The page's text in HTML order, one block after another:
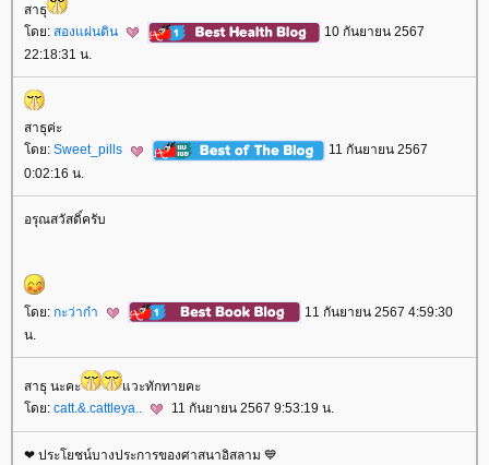
สาธุ
ดย: สองแผ่นดิน
10 กันยายน 2567
22:18:31 น.
สาธุค่ะ
ดย: Sweet_pills
11 กันยายน 2567
0:02:16 น.
อรุณสวัสดิ์ครับ
ดย: กะว่าก๋า
11 กันยายน 2567 4:59:30
น.
สาธุ นะคะ
วะทักทายคะ
ดย: catt.&.cattleya.. 11 กันยายน 2567 9:53:19 น.
❤ ประโยชน์บางประการของศาสนาอิสลาม 💙